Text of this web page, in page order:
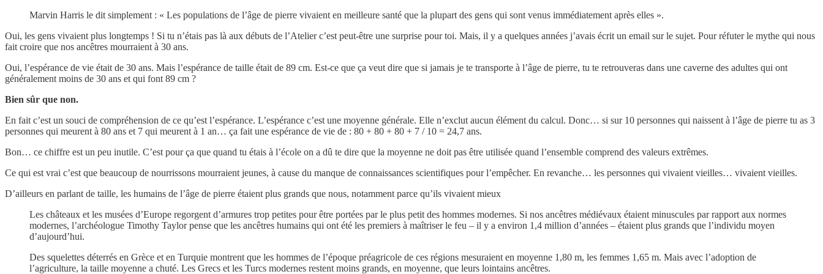
Marvin Harris le dit simplement : « Les populations de l’âge de pierre vivaient en meilleure santé que la plupart des gens qui sont venus immédiatement après elles ».
Oui, les gens vivaient plus longtemps ! Si tu n’étais pas là aux débuts de l’Atelier c’est peut-être une surprise pour toi. Mais, il y a quelques années j’avais écrit un email sur le sujet. Pour réfuter le mythe qui nous
fait croire que nos ancêtres mourraient à 30 ans.
Oui, l’espérance de vie était de 30 ans. Mais l’espérance de taille était de 89 cm. Est-ce que ça veut dire que si jamais je te transporte à l’âge de pierre, tu te retrouveras dans une caverne des adultes qui ont
généralement moins de 30 ans et qui font 89 cm ?
Bien sûr que non.
En fait c’est un souci de compréhension de ce qu’est l’espérance. L’espérance c’est une moyenne générale. Elle n’exclut aucun élément du calcul. Donc… si sur 10 personnes qui naissent à l’âge de pierre tu as 3
personnes qui meurent à 80 ans et 7 qui meurent à 1 an… ça fait une espérance de vie de : 80 + 80 + 80 + 7 / 10 = 24,7 ans.
Bon… ce chiffre est un peu inutile. C’est pour ça que quand tu étais à l’école on a dû te dire que la moyenne ne doit pas être utilisée quand l’ensemble comprend des valeurs extrêmes.
Ce qui est vrai c’est que beaucoup de nourrissons mourraient jeunes, à cause du manque de connaissances scientifiques pour l’empêcher. En revanche… les personnes qui vivaient vieilles… vivaient vieilles.
D’ailleurs en parlant de taille, les humains de l’âge de pierre étaient plus grands que nous, notamment parce qu’ils vivaient mieux
Les châteaux et les musées d’Europe regorgent d’armures trop petites pour être portées par le plus petit des hommes modernes. Si nos ancêtres médiévaux étaient minuscules par rapport aux normes
modernes, l’archéologue Timothy Taylor pense que les ancêtres humains qui ont été les premiers à maîtriser le feu – il y a environ 1,4 million d’années – étaient plus grands que l’individu moyen
d’aujourd’hui.
Des squelettes déterrés en Grèce et en Turquie montrent que les hommes de l’époque préagricole de ces régions mesuraient en moyenne 1,80 m, les femmes 1,65 m. Mais avec l’adoption de
l’agriculture, la taille moyenne a chuté. Les Grecs et les Turcs modernes restent moins grands, en moyenne, que leurs lointains ancêtres.